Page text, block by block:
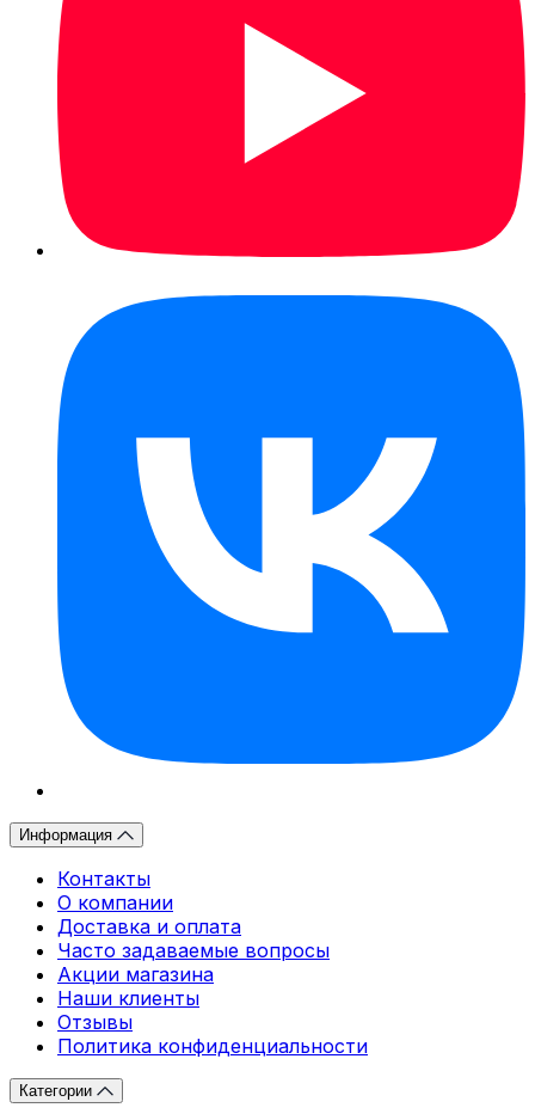
Информация
Контакты
О компании
Доставка и оплата
Часто задаваемые вопросы
Акции магазина
Наши клиенты
Отзывы
Политика конфиденциальности
Категории